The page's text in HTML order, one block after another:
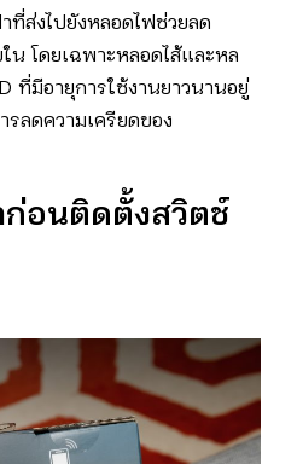
ส่งไปยังหลอดไฟช่วยลด
น โดยเฉพาะหลอดไส้และหล
ที่มีอายุการใช้งานยาวนานอยู่
รลดความเครียดของ
ก่อนติดตั้งสวิตช์